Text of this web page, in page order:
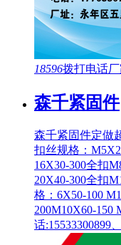
18596拨打电话
森千紧固件
森千紧固件定做
扣丝规格：
16X30-300全扣
20X40-300全扣
格：6X50-100
200M10X60-150
话:15533300899